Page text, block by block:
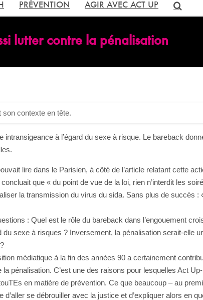
PRÉVENTION AGIR AVEC ACT UP
lutter contre la pénalisation
contexte en tête.
à l’égard du sexe à risque. Le bareback
lire dans le Parisien, à côté de l’article relatant cette
que « du point de vue de la loi, rien n’interdit les
la transmission du virus du sida. Sans plus de succès
: Quel est le rôle du bareback dans l’engouement
du sexe à risques ? Inversement, la pénalisation serait-elle
médiatique à la fin des années 90 a certainement
pénalisation. C’est une des raisons pour lesquelles Act
en matière de prévention. Ce que beaucoup – au
se débrouiller avec la justice et d’expliquer alors en